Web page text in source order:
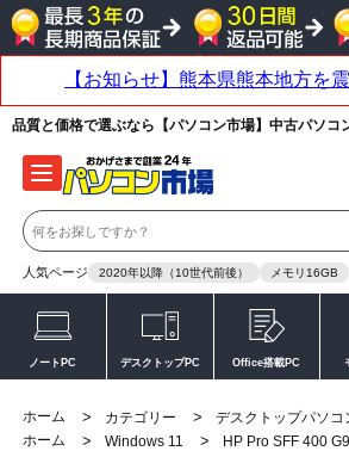
品質と価格で選ぶなら【パソコン市場】中古パソコ
人気ページ 2020年以降（10世代前後） メモリ16GB
ノートPC デスクトップPC Office搭載PC
ホーム > カテゴリー > デスクトップパソコ
ホーム
> Windows 11 >
HP Pro SFF 400